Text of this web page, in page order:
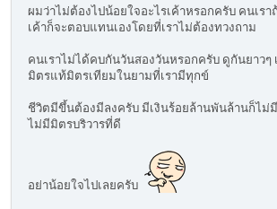
ผมว่าไม่ต้องไปน้อยใจอะไรเค้าหรอกครับ คนเร
เค้าก็จะตอบแทนเองโดยที่เราไม่ต้องทวงถาม
คนเราไม่ได้คบกันวันสองวันหรอกครับ ดูกันยาวๆ
มิตรแท้มิตรเทียมในยามที่เรามีทุกข์
ชีวิตมีขึ้นต้องมีลงครับ มีเงินร้อยล้านพันล้านก็ไม่
ไม่มีมิตรบริวารที่ดี
อย่าน้อยใจไปเลยครับ